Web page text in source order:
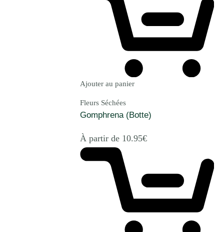
Ajouter au panier
Fleurs Séchées
Gomphrena (Botte)
À partir de 10.95€